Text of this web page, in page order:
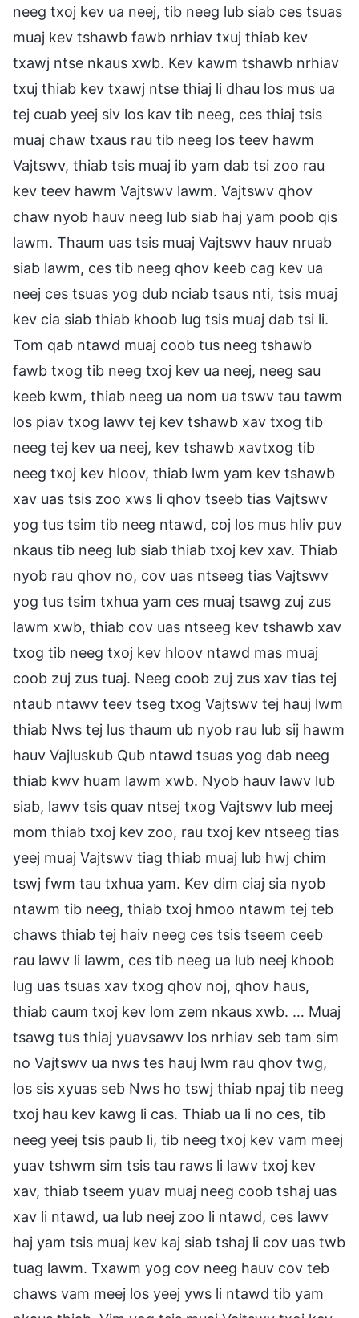
neeg txoj kev ua neej, tib neeg lub siab ces tsuas
muaj kev tshawb fawb nrhiav txuj thiab kev
txawj ntse nkaus xwb. Kev kawm tshawb nrhiav
txuj thiab kev txawj ntse thiaj li dhau los mus ua
tej cuab yeej siv los kav tib neeg, ces thiaj tsis
muaj chaw txaus rau tib neeg los teev hawm
Vajtswv, thiab tsis muaj ib yam dab tsi zoo rau
kev teev hawm Vajtswv lawm. Vajtswv qhov
chaw nyob hauv neeg lub siab haj yam poob qis
lawm. Thaum uas tsis muaj Vajtswv hauv nruab
siab lawm, ces tib neeg qhov keeb cag kev ua
neej ces tsuas yog dub nciab tsaus nti, tsis muaj
kev cia siab thiab khoob lug tsis muaj dab tsi li.
Tom qab ntawd muaj coob tus neeg tshawb
fawb txog tib neeg txoj kev ua neej, neeg sau
keeb kwm, thiab neeg ua nom ua tswv tau tawm
los piav txog lawv tej kev tshawb xav txog tib
neeg tej kev ua neej, kev tshawb xavtxog tib
neeg txoj kev hloov, thiab lwm yam kev tshawb
xav uas tsis zoo xws li qhov tseeb tias Vajtswv
yog tus tsim tib neeg ntawd, coj los mus hliv puv
nkaus tib neeg lub siab thiab txoj kev xav. Thiab
nyob rau qhov no, cov uas ntseeg tias Vajtswv
yog tus tsim txhua yam ces muaj tsawg zuj zus
lawm xwb, thiab cov uas ntseeg kev tshawb xav
txog tib neeg txoj kev hloov ntawd mas muaj
coob zuj zus tuaj. Neeg coob zuj zus xav tias tej
ntaub ntawv teev tseg txog Vajtswv tej hauj lwm
thiab Nws tej lus thaum ub nyob rau lub sij hawm
hauv Vajluskub Qub ntawd tsuas yog dab neeg
thiab kwv huam lawm xwb. Nyob hauv lawv lub
siab, lawv tsis quav ntsej txog Vajtswv lub meej
mom thiab txoj kev zoo, rau txoj kev ntseeg tias
yeej muaj Vajtswv tiag thiab muaj lub hwj chim
tswj fwm tau txhua yam. Kev dim ciaj sia nyob
ntawm tib neeg, thiab txoj hmoo ntawm tej teb
chaws thiab tej haiv neeg ces tsis tseem ceeb
rau lawv li lawm, ces tib neeg ua lub neej khoob
lug uas tsuas xav txog qhov noj, qhov haus,
thiab caum txoj kev lom zem nkaus xwb. … Muaj
tsawg tus thiaj yuavsawv los nrhiav seb tam sim
no Vajtswv ua nws tes hauj lwm rau qhov twg,
los sis xyuas seb Nws ho tswj thiab npaj tib neeg
txoj hau kev kawg li cas. Thiab ua li no ces, tib
neeg yeej tsis paub li, tib neeg txoj kev vam meej
yuav tshwm sim tsis tau raws li lawv txoj kev
xav, thiab tseem yuav muaj neeg coob tshaj uas
xav li ntawd, ua lub neej zoo li ntawd, ces lawv
haj yam tsis muaj kev kaj siab tshaj li cov uas twb
tuag lawm. Txawm yog cov neeg hauv cov teb
chaws vam meej los yeej yws li ntawd tib yam